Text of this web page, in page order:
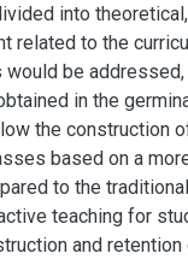
into
related to the
would be
in the
the construction
based on a
to the
teaching for
and retention